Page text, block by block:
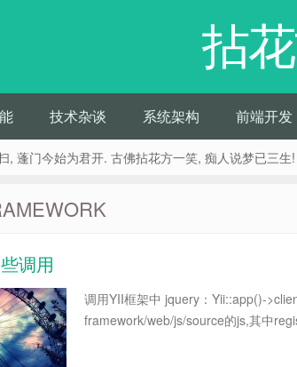
拈
技术杂谈 系统架构 前端开发
, 蓬门今始为君开. 古佛拈花方一笑, 痴人说梦已三生!
调用
调用YII框架中 jquery：Yii::app()-
framework/web/js/source的js,其中